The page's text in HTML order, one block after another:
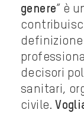
genere” è
decisori
sanitari,
civile.